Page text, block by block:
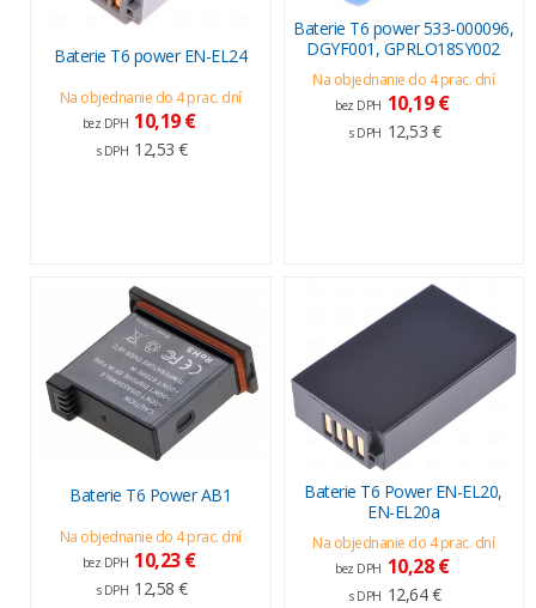
Baterie T6 power EN-EL24
Na objednanie do 4 prac. dní
bez DPH 10,19 €
s DPH 12,53 €
Baterie T6 power 533-000096,
DGYF001, GPRLO18SY002
Na objednanie do 4 prac. dní
bez DPH 10,19 €
s DPH 12,53 €
Baterie T6 Power AB1
Na objednanie do 4 prac. dní
bez DPH 10,23 €
s DPH 12,58 €
Baterie T6 Power EN-EL20,
EN-EL20a
Na objednanie do 4 prac. dní
bez DPH 10,28 €
s DPH 12,64 €